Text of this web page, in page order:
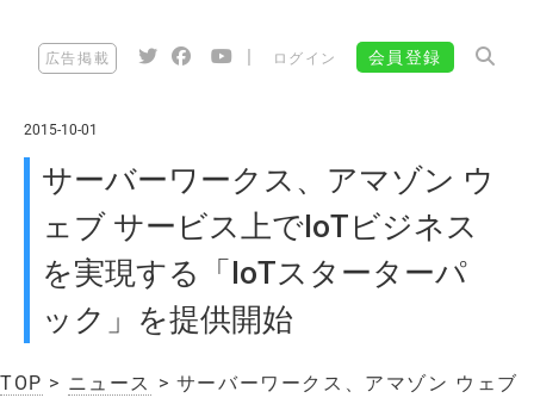
広告掲載 ログイン 会員登録
2015-10-01
サーバーワークス、アマゾン ウ
ェブ サービス上でIoTビジネス
を実現する「IoTスターターパ
ック」を提供開始
TOP > ニュース > サーバーワークス、アマゾン ウェブ